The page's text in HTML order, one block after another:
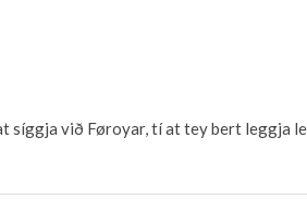
síggja við Føroyar, tí at tey bert leggja